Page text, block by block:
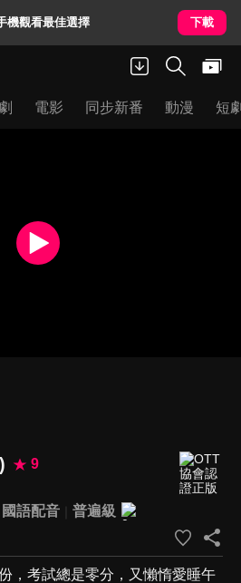
機觀看最佳選擇 下載
電影 同步新番 動漫 短
9
國語配音
普遍級
，考試總是零分，又懶惰愛睡午